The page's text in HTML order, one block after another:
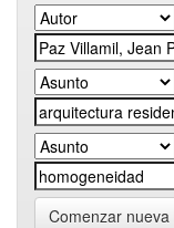
Comenzar